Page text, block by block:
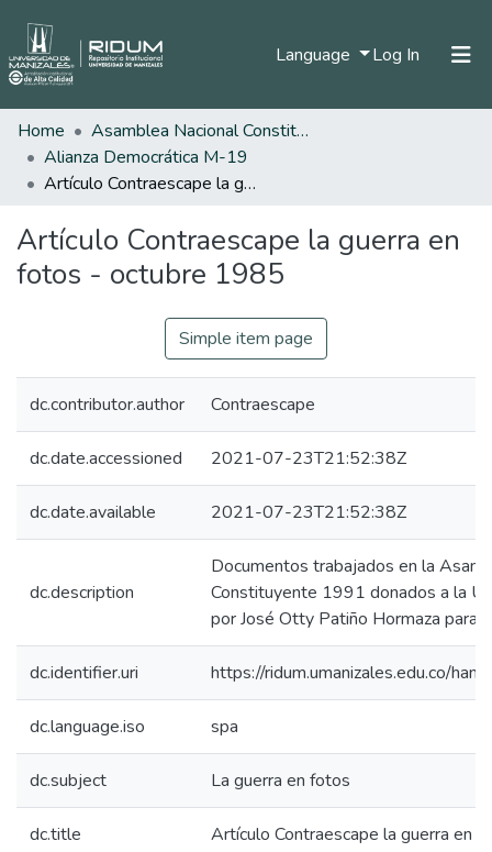
Language Log In (current)
Home
Asamblea Nacional Constituyente
Alianza Democrática M-19
Artículo Contraescape la guerra en fotos - octubre 1985
Artículo Contraescape la guerra en
fotos - octubre 1985
Simple item page
dc.contributor.author Contraescape
dc.date.accessioned 2021-07-23T21:52:38Z
dc.date.available 2021-07-23T21:52:38Z
dc.description
Documentos trabajados en la
Constituyente 1991 donados a la
por José Otty Patiño Hormaza para
dc.identifier.uri https://ridum.umanizales.edu.co/
dc.language.iso spa
dc.subject La guerra en fotos
dc.title Artículo Contraescape la guerra en